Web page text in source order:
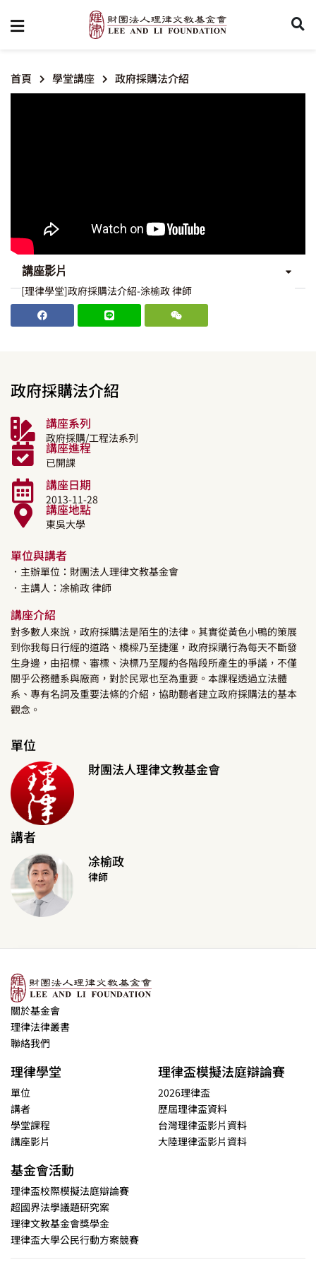
首頁 學堂講座 政府採購法介紹
講座影片
[理律學堂]政府採購法介紹-涂榆政 律師
政府採購法介紹
講座系列
政府採購/工程法系列
講座進程
已開課
講座日期
2013-11-28
講座地點
東吳大學
單位與講者
．主辦單位：財團法人理律文教基金會
．主講人： 凃榆政律師
講座介紹
對多數人來說，政府採購法是陌生的法律。其實從黃色小鴨的策展
到你我每日行經的道路、橋樑乃至捷運，政府採購行為每天不斷發
生身邊，由招標、審標、決標乃至履約各階段所產生的爭議，不僅
關乎公務體系與廠商，對於民眾也至為重要。本課程透過立法體
系、專有名詞及重要法條的介紹，協助聽者建立政府採購法的基本
觀念。
單位
財團法人理律文教基金會
講者
凃榆政
律師
關於基金會
理律法律叢書
聯絡我們
理律學堂
單位
講者
學堂課程
講座影片
理律盃模擬法庭辯論賽
2026理律盃
歷屆理律盃資料
台灣理律盃影片資料
大陸理律盃影片資料
基金會活動
理律盃校際模擬法庭辯論賽
超國界法學議題研究案
理律文教基金會獎學金
理律盃大學公民行動方案競賽